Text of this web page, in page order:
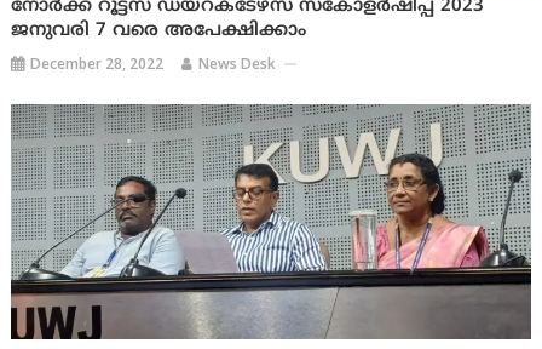
നോര്‍ക്ക റൂട്ട്സ് ഡയറക്ടേഴ്സ് സ്‌കോളര്‍ഷിപ്പ് 2023
ജനുവരി 7 വരെ അപേക്ഷിക്കാം
December 28, 2022 News Desk